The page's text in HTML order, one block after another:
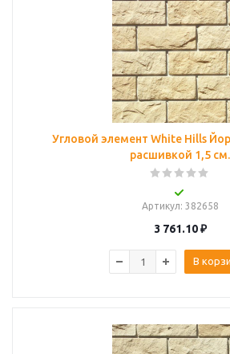
Угловой элемент White Hills
расшивкой 1,5 см.
Артикул: 382658
3 761.10₽
В